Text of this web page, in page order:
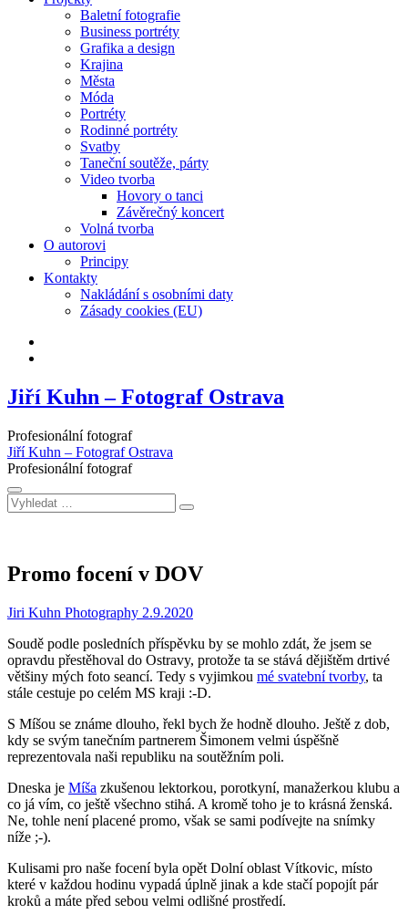
Baletní fotografie
Business portréty
Grafika a design
Krajina
Města
Móda
Portréty
Rodinné portréty
Svatby
Taneční soutěže, párty
Video tvorba
Hovory o tanci
Závěrečný koncert
Volná tvorba
O autorovi
Principy
Kontakty
Nakládání s osobními daty
Zásady cookies (EU)
Jiří Kuhn – Fotograf Ostrava
Profesionální fotograf
Jiří Kuhn – Fotograf Ostrava
Profesionální fotograf
Vyhledat
…
Promo focení v DOV
Jiri Kuhn Photography 2.9.2020
Soudě podle posledních příspěvku by se mohlo zdát, že jsem se
opravdu přestěhoval do Ostravy, protože ta se stává dějištěm drtivé
většiny mých foto seancí. Tedy s vyjimkou mé svatební tvorby, ta
stále cestuje po celém MS kraji :-D.
S Míšou se známe dlouho, řekl bych že hodně dlouho. Ještě z dob,
kdy se svým tanečním partnerem Šimonem velmi úspěšně
reprezentovala naši republiku na soutěžním poli.
Dneska je Míša zkušenou lektorkou, porotkyní, manažerkou klubu a
co já vím, co ještě všechno stihá. A kromě toho je to krásná ženská.
Ne, tohle není placené promo, však se sami podívejte na snímky
níže ;-).
Kulisami pro naše focení byla opět Dolní oblast Vítkovic, místo
které v každou hodinu vypadá úplně jinak a kde stačí popojít pár
kroků a máte před sebou velmi odlišné prostředí.